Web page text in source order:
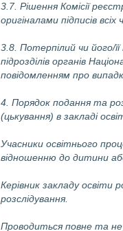
3.7. Рішення Комісії
оригіналами підписів всіх
3.8. Потерпілий чи його/
підрозділів органів
повідомленням про
4. Порядок подання та
(цькування) в закладі
Учасники освітнього
відношенню до дитини
Керівник закладу освіти
розслідування.
Проводиться повне та